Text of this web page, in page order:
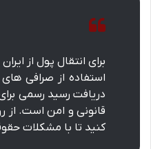
برای انتقال پول از
استفاده از صرافی
دریافت رسید رسمی
قانونی و امن است. از
کنید تا با مشکلات